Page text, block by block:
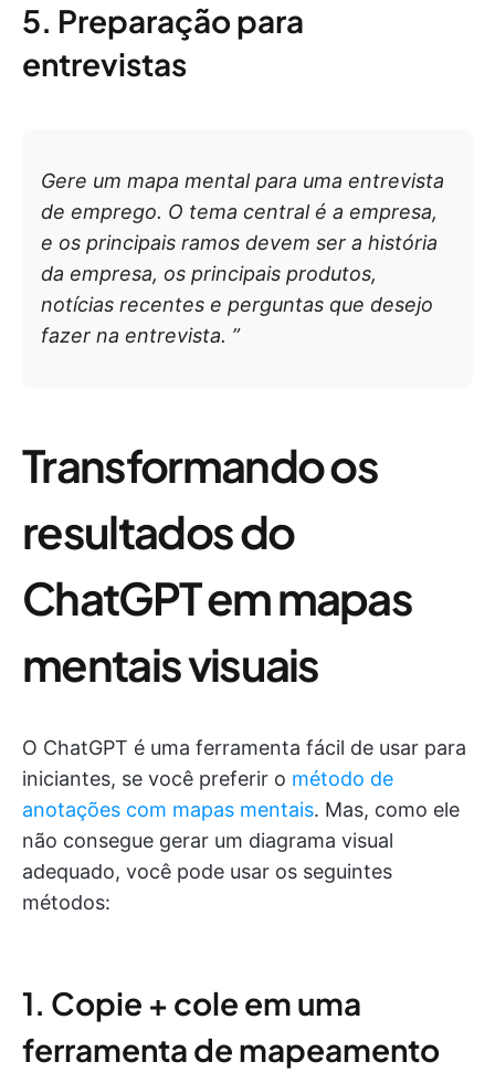
5. Preparação para
entrevistas
Gere um mapa mental para uma entrevista
de emprego. O tema central é a empresa,
e os principais ramos devem ser a história
da empresa, os principais produtos,
notícias recentes e perguntas que desejo
fazer na entrevista. ”
Transformando os
resultados do
ChatGPT em mapas
mentais visuais
O ChatGPT é uma ferramenta fácil de usar para
iniciantes, se você preferir o método de
anotações com mapas mentais. Mas, como ele
não consegue gerar um diagrama visual
adequado, você pode usar os seguintes
métodos:
1. Copie + cole em uma
ferramenta de mapeamento